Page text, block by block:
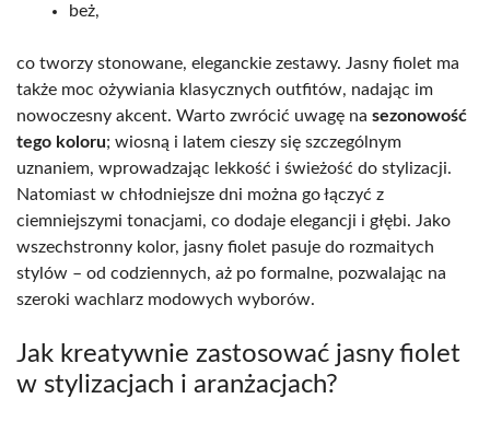
beż,
co tworzy stonowane, eleganckie zestawy. Jasny fiolet ma
także moc ożywiania klasycznych outfitów, nadając im
nowoczesny akcent. Warto zwrócić uwagę na sezonowość
tego koloru; wiosną i latem cieszy się szczególnym
uznaniem, wprowadzając lekkość i świeżość do stylizacji.
Natomiast w chłodniejsze dni można go łączyć z
ciemniejszymi tonacjami, co dodaje elegancji i głębi. Jako
wszechstronny kolor, jasny fiolet pasuje do rozmaitych
stylów – od codziennych, aż po formalne, pozwalając na
szeroki wachlarz modowych wyborów.
Jak kreatywnie zastosować jasny fiolet
w stylizacjach i aranżacjach?